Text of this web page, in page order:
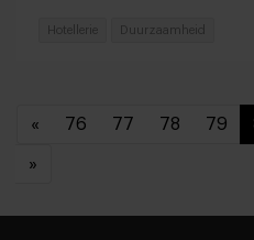
Hotellerie Duurzaamheid
« 76 77 78 79
»